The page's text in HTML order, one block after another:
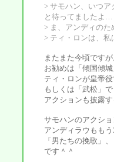
> サモハン、いつア
と待ってましたよ…
> ま、アンディのた
> ティ・ロンは、私
またまた今頃ですが
お勧めは「傾国傾
ティ・ロンが皇帝
もしくは「武松」
アクションも披露
サモハンのアクシ
アンディラウもも
「男たちの挽歌」
です＾＾